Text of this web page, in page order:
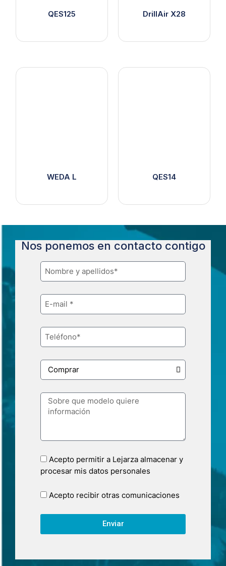
QES125 DrillAir X28
WEDA L QES14
Nos ponemos en contacto contigo
Acepto permitir a Lejarza almacenar y
procesar mis datos personales
Acepto recibir otras comunicaciones
Enviar